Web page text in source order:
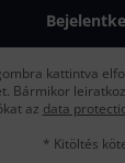
kattintva
Bármikor
az data
* Kitöltés